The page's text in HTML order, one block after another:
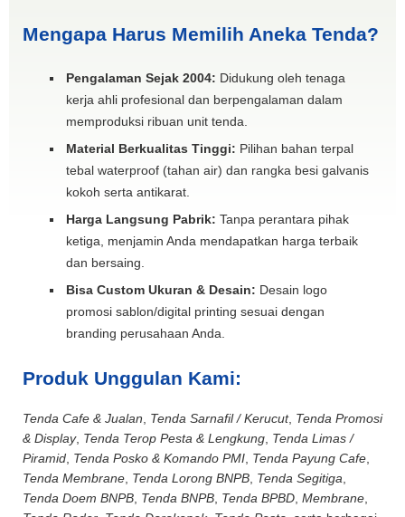
Mengapa Harus Memilih Aneka Tenda?
Pengalaman Sejak 2004: Didukung oleh tenaga
kerja ahli profesional dan berpengalaman dalam
memproduksi ribuan unit tenda.
Material Berkualitas Tinggi: Pilihan bahan terpal
tebal waterproof (tahan air) dan rangka besi galvanis
kokoh serta antikarat.
Harga Langsung Pabrik: Tanpa perantara pihak
ketiga, menjamin Anda mendapatkan harga terbaik
dan bersaing.
Bisa Custom Ukuran & Desain: Desain logo
promosi sablon/digital printing sesuai dengan
branding perusahaan Anda.
Produk Unggulan Kami:
Tenda Cafe & Jualan Tenda Sarnafil / Kerucut, Tenda Promosi
& Display, Tenda Terop Pesta & Lengkung Tenda Limas /
Piramid Tenda Posko & Komando PMI Tenda Payung Cafe
Tenda Membrane Tenda Lorong BNPB Tenda Segitiga
Tenda Doem BNPB Tenda BNPB Tenda BPBD Membrane